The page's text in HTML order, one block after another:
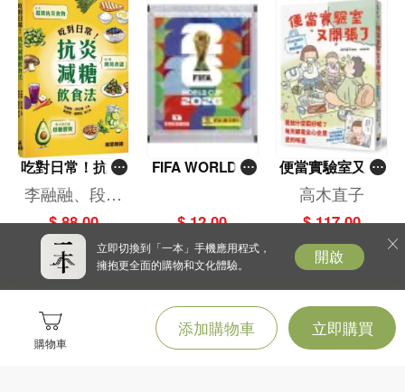
購物車
添加購物車 立即購買
吃對日常！抗炎
減糖飲食法
李融融、段佳
麗,黃梨煜、顧
凱辰
$ 88.00
FIFA WORLD C
包）
$ 12.00
便當實驗室又開
張了——日日和
特別日的菜單挑
戰記
高木直子
$ 117.00
立即切換到「一本」手機應用程式，
擁抱更全面的購物和文化體驗。
開啟